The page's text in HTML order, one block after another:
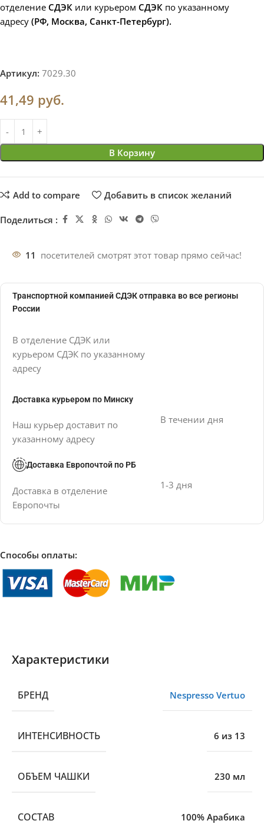
отделение СДЭК или курьером СДЭК по указанному
адресу (РФ, Москва, Санкт-Петербург).
Артикул: 7029.30
41,49 руб.
В Корзину
Add to compare Добавить в список желаний
Поделиться :
11 посетителей смотрят этот товар прямо сейчас!
Транспортной компанией СДЭК отправка во все регионы
России
В отделение СДЭК или
курьером СДЭК по указанному
адресу
Доставка курьером по Минску
Наш курьер доставит по
указанному адресу
В течении дня
Доставка Европочтой по РБ
Доставка в отделение
Европочты
1-3 дня
Способы оплаты:
Характеристики
БРЕНД Nespresso Vertuo
ИНТЕНСИВНОСТЬ 6 из 13
ОБЪЕМ ЧАШКИ 230 мл
CОСТАВ 100% Арабика